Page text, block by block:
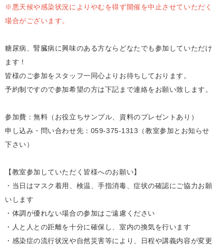
※悪天候や感染状況によりやむを得ず開催を中止させていただく
場合がございます。
糖尿病、腎臓病に興味のある方ならどなたでも参加していただけ
ます！
皆様のご参加をスタッフ一同心よりお待ちしております。
予約制ですので参加希望の方は下記まで連絡をお願い致します。
参加費：無料（お役立ちサンプル、資料のプレゼントあり）
申し込み・問い合わせ先：059‐375‐1313（教室参加とお知らせ
下さい）
【教室参加していただく皆様へのお願い】
・当日はマスク着用、検温、手指消毒、症状の確認にご協力お願
いします
・体調が優れない場合の参加はご遠慮ください
・人と人との距離を十分に確保し、室内の換気を行います
・感染症の流行状況や自然災害等により、日程や講義内容が変更